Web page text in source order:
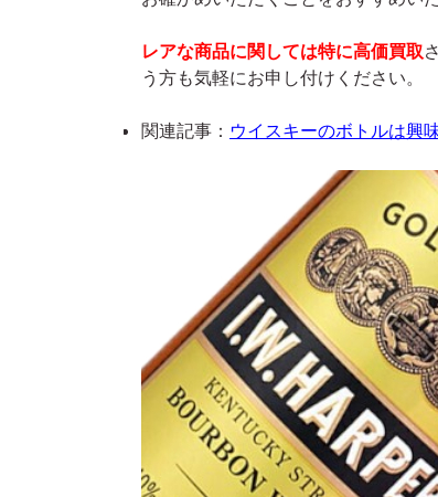
レアな商品に関しては特に高価買取
う方も気軽にお申し付けください。
関連記事： ウイスキーのボトルは興